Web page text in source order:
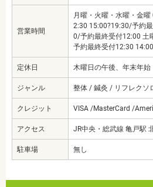
営業時間
月曜・火曜・水曜・金
2:30 15:00?19:30/予約
0/予約最終受付12:00 土
予約最終受付12:30
定休日 木曜日の午後、年末年始
ジャンル 整体 / 鍼灸 / リフレクソ
クレジット VISA /MasterCard /
アクセス JR中央・総武線 亀戸駅
駐車場 無し